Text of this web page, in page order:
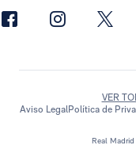
Real
VER
Aviso LegalPolítica de